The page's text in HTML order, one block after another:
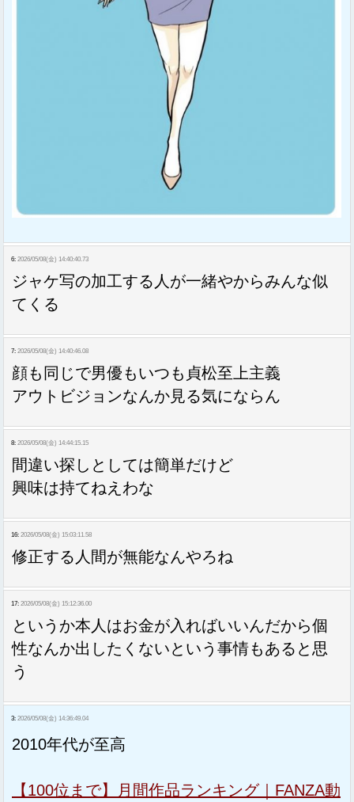
6: 2026/05/08(金) 14:40:40.73
ジャケ写の加工する人が一緒やからみんな似
てくる
7: 2026/05/08(金) 14:40:46.08
顔も同じで男優もいつも貞松至上主義
アウトビジョンなんか見る気にならん
8: 2026/05/08(金) 14:44:15.15
間違い探しとしては簡単だけど
興味は持てねえわな
16: 2026/05/08(金) 15:03:11.58
修正する人間が無能なんやろね
17: 2026/05/08(金) 15:12:36.00
というか本人はお金が入ればいいんだから個
性なんか出したくないという事情もあると思
う
3: 2026/05/08(金) 14:36:49.04
2010年代が至高
【100位まで】月間作品ランキング｜FANZA動